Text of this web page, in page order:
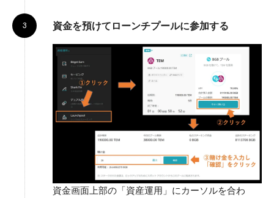
資金を預けてローンチプールに参加する
資金画面上部の「資産運用」にカーソルを合わ